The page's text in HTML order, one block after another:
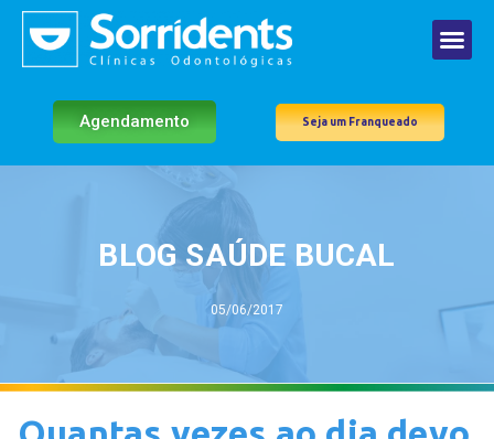
Agendamento Seja um Franqueado
BLOG SAÚDE BUCAL
05/06/2017